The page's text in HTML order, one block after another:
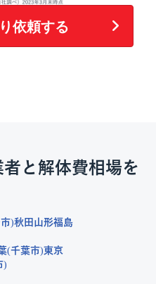
依頼する
と解体費相場を
秋田 山形福島
千葉市 東京